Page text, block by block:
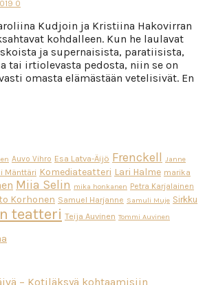
0
Kudjoin ja Kristiina Hakovirran
kohdalleen. Kun he laulavat
ja supernaisista, paratiisista,
tai irtiolevasta pedosta, niin se on
omasta elämästään vetelisivät. En
Auvo Vihro Esa Latva-Äijö Frenckell Janne
Mänttäri Komediateatteri Lari Halme marika
Miia Selin mika honkanen Petra Karjalainen
Korhonen Samuel Harjanne Samuli Muje Sirkku
teatteri Teija Auvinen Tommi Auvinen
– Kotiläksyä kohtaamisiin